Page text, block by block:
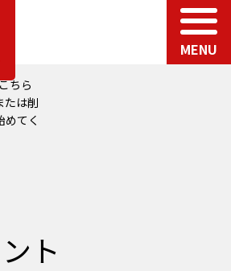
MENU
ちら
たは削
てく
ト